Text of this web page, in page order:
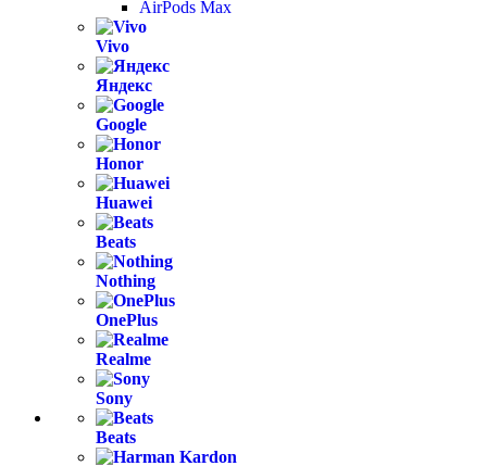
AirPods Max
Vivo
Яндекс
Google
Honor
Huawei
Beats
Nothing
OnePlus
Realme
Sony
Beats